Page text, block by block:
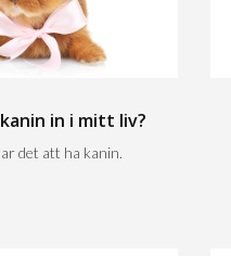
in i mitt liv?
det att ha kanin.